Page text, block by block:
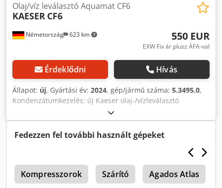
Németország 623 km
Olaj/víz leválasztó Aquamat CF6
KAESER CF6
550 EUR
EXW Fix ár plusz ÁFA-val
Érdeklődni Hívás
Állapot: új, Gyártási év: 2024, gép/jármű száma: 5.3495.0,
Kondenzátumkezelés: új Kaeser olaj-/vízleválasztó
Aquamat CF 6 Tesztelt és tanúsított kondenzvízkezelés: A
Berlini Építéstechnikai Intézet tesztelte és tanúsította az
AQUAMAT működőképességét. Németországban csak a
Berlini Építéstechnikai Intézet által tanúsított
AQUAMAT kondenzvízkezelő rendszerek a legkorszerűbb
kezelést és jogbiztonságot kínálnak az üzemeltető számára.
Ez azt jelenti, hogy a felhasználó a lehető legmagasabb
Fedezzen fel további használt gépeket
Kompresszorok Szárító Agados Atlas